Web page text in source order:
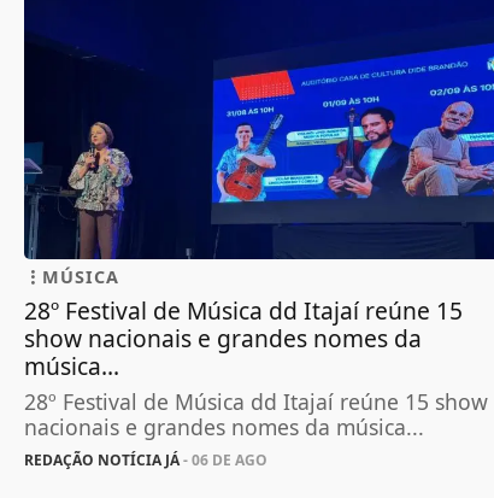
MÚSICA
28º Festival de Música dd Itajaí reúne 15
show nacionais e grandes nomes da
música...
28º Festival de Música dd Itajaí reúne 15 show
nacionais e grandes nomes da música...
REDAÇÃO NOTÍCIA JÁ- 06 DE AGO